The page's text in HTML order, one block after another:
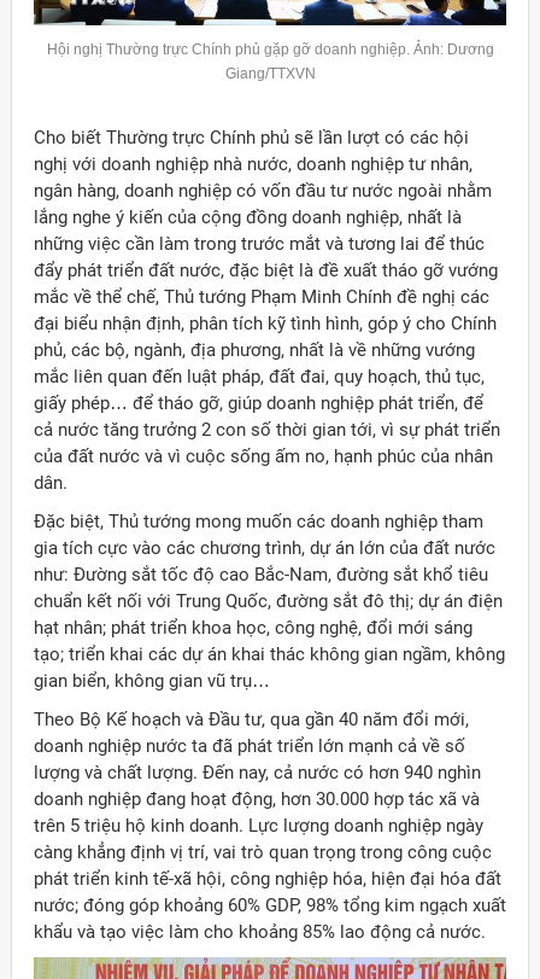
Hội nghị Thường trực Chính phủ gặp gỡ doanh nghiệp. Ảnh: Dương
Giang/TTXVN
Cho biết Thường trực Chính phủ sẽ lần lượt có các hội
nghị với doanh nghiệp nhà nước, doanh nghiệp tư nhân,
ngân hàng, doanh nghiệp có vốn đầu tư nước ngoài nhằm
lắng nghe ý kiến của cộng đồng doanh nghiệp, nhất là
những việc cần làm trong trước mắt và tương lai để thúc
đẩy phát triển đất nước, đặc biệt là đề xuất tháo gỡ vướng
mắc về thể chế, Thủ tướng Phạm Minh Chính đề nghị các
đại biểu nhận định, phân tích kỹ tình hình, góp ý cho Chính
phủ, các bộ, ngành, địa phương, nhất là về những vướng
mắc liên quan đến luật pháp, đất đai, quy hoạch, thủ tục,
giấy phép… để tháo gỡ, giúp doanh nghiệp phát triển, để
cả nước tăng trưởng 2 con số thời gian tới, vì sự phát triển
của đất nước và vì cuộc sống ấm no, hạnh phúc của nhân
dân.
Đặc biệt, Thủ tướng mong muốn các doanh nghiệp tham
gia tích cực vào các chương trình, dự án lớn của đất nước
như: Đường sắt tốc độ cao Bắc-Nam, đường sắt khổ tiêu
chuẩn kết nối với Trung Quốc, đường sắt đô thị; dự án điện
hạt nhân; phát triển khoa học, công nghệ, đổi mới sáng
tạo; triển khai các dự án khai thác không gian ngầm, không
gian biển, không gian vũ trụ…
Theo Bộ Kế hoạch và Đầu tư, qua gần 40 năm đổi mới,
doanh nghiệp nước ta đã phát triển lớn mạnh cả về số
lượng và chất lượng. Đến nay, cả nước có hơn 940 nghìn
doanh nghiệp đang hoạt động, hơn 30.000 hợp tác xã và
trên 5 triệu hộ kinh doanh. Lực lượng doanh nghiệp ngày
càng khẳng định vị trí, vai trò quan trọng trong công cuộc
phát triển kinh tế-xã hội, công nghiệp hóa, hiện đại hóa đất
nước; đóng góp khoảng 60% GDP, 98% tổng kim ngạch xuất
khẩu và tạo việc làm cho khoảng 85% lao động cả nước.